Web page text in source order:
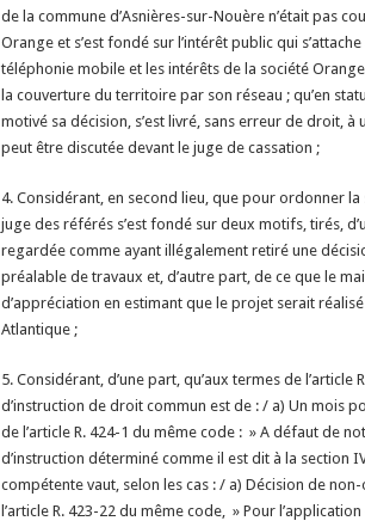
de la commune d’Asnières-sur-Nouère n’était pas
Orange et s’est fondé sur l’intérêt public qui
téléphonie mobile et les intérêts de la société
la couverture du territoire par son réseau ; qu’en
motivé sa décision, s’est livré, sans erreur de droit,
peut être discutée devant le juge de cassation ;
4. Considérant, en second lieu, que pour ordonner
juge des référés s’est fondé sur deux motifs, tirés,
regardée comme ayant illégalement retiré une
préalable de travaux et, d’autre part, de ce que le
d’appréciation en estimant que le projet serait
Atlantique ;
5. Considérant, d’une part, qu’aux termes de
d’instruction de droit commun est de : / a) Un mois
de l’article R. 424-1 du même code : » A défaut de
d’instruction déterminé comme il est dit à la section
compétente vaut, selon les cas : / a) Décision de
l’article R. 423-22 du même code, » Pour